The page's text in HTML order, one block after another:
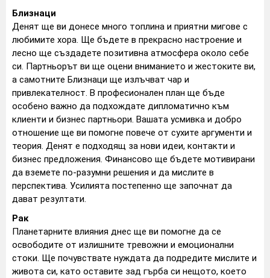
Близнаци
Денят ще ви донесе много топлина и приятни мигове с
любимите хора. Ще бъдете в прекрасно настроение и
лесно ще създадете позитивна атмосфера около себе
си. Партньорът ви ще оцени вниманието и жестоките ви,
а самотните Близнаци ще излъчват чар и
привлекателност. В професионален план ще бъде
особено важно да подхождате дипломатично към
клиенти и бизнес партньори. Вашата усмивка и добро
отношение ще ви помогне повече от сухите аргументи и
теория. Денят е подходящ за нови идеи, контакти и
бизнес предложения. Финансово ще бъдете мотивирани
да вземете по-разумни решения и да мислите в
перспектива. Усилията постепенно ще започнат да
дават резултати.
Рак
Планетарните влияния днес ще ви помогне да се
освободите от излишните тревожни и емоционални
стоки. Ще почувствате нуждата да подредите мислите и
живота си, като оставите зад гърба си нещото, което